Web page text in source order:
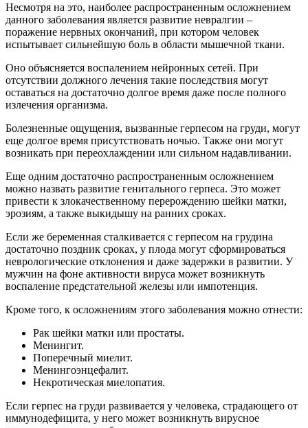
Несмотря на это, наиболее распространенным осложнением
данного заболевания является развитие невралгии –
поражение нервных окончаний, при котором человек
испытывает сильнейшую боль в области мышечной ткани.
Оно объясняется воспалением нейронных сетей. При
отсутствии должного лечения такие последствия могут
оставаться на достаточно долгое время даже после полного
излечения организма.
Болезненные ощущения, вызванные герпесом на груди, могут
еще долгое время присутствовать ночью. Также они могут
возникать при переохлаждении или сильном надавливании.
Еще одним достаточно распространенным осложнением
можно назвать развитие генитального герпеса. Это может
привести к злокачественному перерождению шейки матки,
эрозиям, а также выкидышу на ранних сроках.
Если же беременная сталкивается с герпесом на грудина
достаточно поздник сроках, у плода могут сформироваться
неврологические отклонения и даже задержки в развитии. У
мужчин на фоне активности вируса может возникнуть
воспаление предстательной железы или импотенция.
Кроме того, к осложнениям этого заболевания можно отнести:
Рак шейки матки или простаты.
Менингит.
Поперечный миелит.
Менингоэнцефалит.
Некротическая миелопатия.
Если герпес на груди развивается у человека, страдающего от
иммунодефицита, у него может возникнуть вирусное